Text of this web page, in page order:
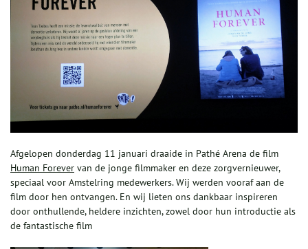
Afgelopen donderdag 11 januari draaide in Pathé Arena de film
Human Forever van de jonge filmmaker en deze zorgvernieuwer,
speciaal voor Amstelring medewerkers. Wij werden vooraf aan de
film door hen ontvangen. En wij lieten ons dankbaar inspireren
door onthullende, heldere inzichten, zowel door hun introductie als
de fantastische film